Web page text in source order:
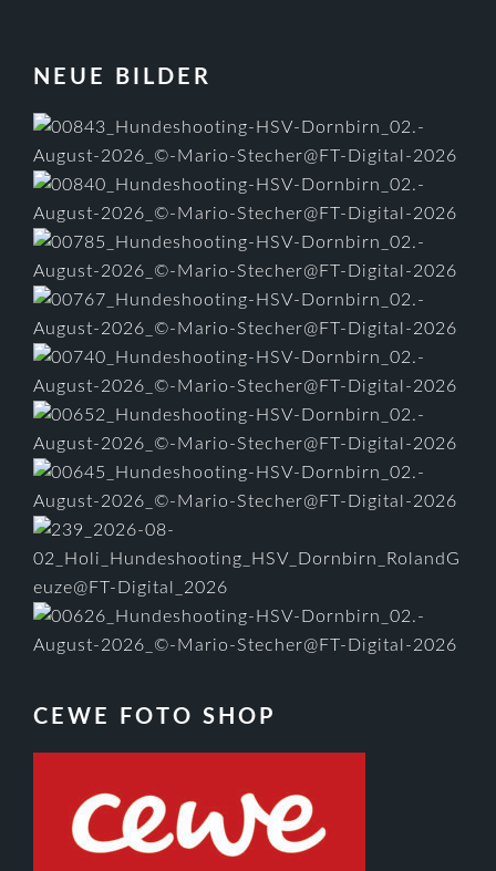
FOOTER
NEUE BILDER
CEWE FOTO SHOP